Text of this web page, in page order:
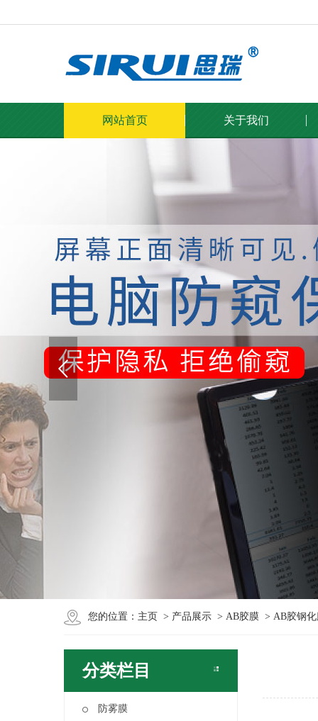
网站首页 关于我们
您的位置： 主页 > 产品展示 > AB胶膜 > AB胶钢
分类栏目
防雾膜